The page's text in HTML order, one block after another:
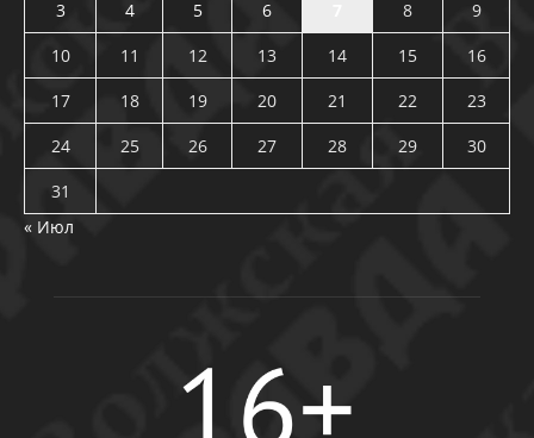
3
4 5 6 8
9
10
11 12 13 14 15
16
17
18 19 20 21 22
23
24
25 26 27 28 29
30
31
« Июл